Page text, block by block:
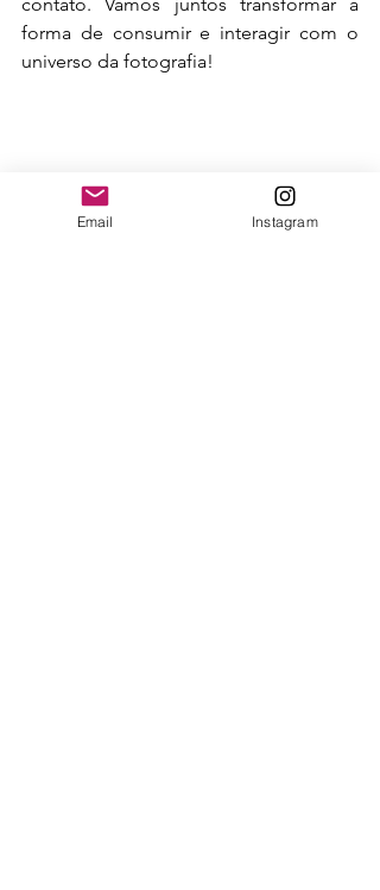
forma de consumir e interagir com o
universo da fotografia!
Email Instagram